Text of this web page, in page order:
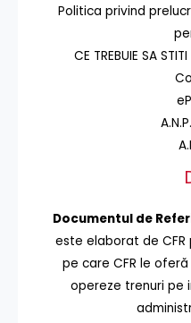
Politica privind
CE TREBUIE SA
Documentul de
este elaborat de
pe care CFR le
opereze trenuri pe